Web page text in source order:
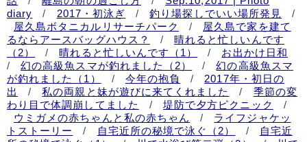
diary
/ 2017・初泳ぎ / 釣り場探しでいい場所発見
/
屋久島ボタニカルリサーチパーク
/
屋久島で家を建て
るならアースバッグハウス？
/
晴れると忙しいんです
（2）
/ 晴れると忙しいんです（1） /
お出かけ日和
/
幻の高級魚スマが釣れました（2） /
幻の高級魚スマ
が釣れました（1）
/ 今年の抱負 /
2017年・初日の
出
/ 私の両親と妹が遊びに来てくれました /
季節の変
わり目で体調崩してました
/ 堤防で夕方ピクニック
/
ウミガメの赤ちゃんと私の赤ちゃん
/
ライフジャケッ
トストーリー
/ 自宅近所の秘境で泳ぐ（2） /
自宅近